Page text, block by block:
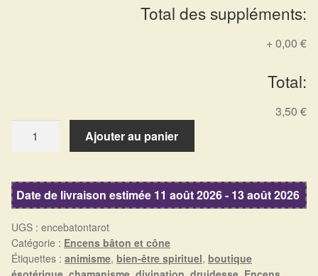
Validation de la commande
Commandes
Panier
Total des suppléments:
+0,00 €
Total:
3,50 €
Lecture
de
Ajouter au panier
Date de livraison estimée 11 août 2026 - 13 août 2026
UGS : encebatontarot
Catégorie : Encens bâton et cône
Étiquettes : animisme, bien-être spirituel, boutique